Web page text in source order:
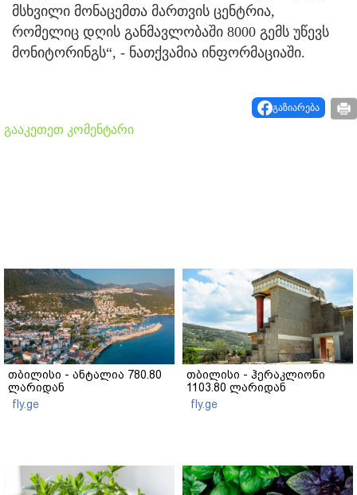
მსხვილი მონაცემთა მართვის ცენტრია,
რომელიც დღის განმავლობაში 8000 გემს უწევს
მონიტორინგს“, - ნათქვამია ინფორმაციაში.
გაზიარება
გააკეთეთ კომენტარი
თბილისი - ანტალია 780.80
ლარიდან
fly.ge
თბილისი - ჰერაკლიონი
1103.80 ლარიდან
fly.ge